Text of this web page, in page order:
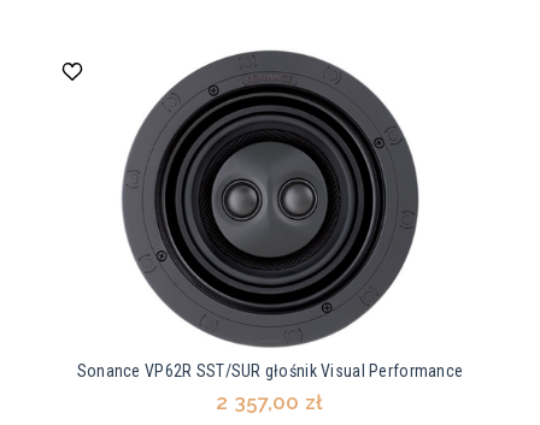
Sonance VP62R SST/SUR głośnik Visual Performance
2 357,00 zł